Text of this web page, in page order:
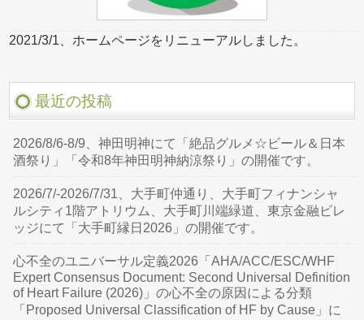
2021/3/1、ホームページをリニューアルしました。
最近の投稿
2026/8/6-8/9、神田明神にて「絶品グルメ☆ビール＆日本
酒祭り」「令和8年神田明神納涼祭り」の開催です。
2026/7/-2026/7/31、大手町仲通り、大手町フィナンシャ
ルシティ1階アトリウム、大手町川端緑道、東京金融ビレ
ッジにて「大手町縁日2026」の開催です。
心不全のユニバーサル定義2026「AHA/ACC/ESC/WHF
Expert Consensus Document: Second Universal Definition
of Heart Failure (2026)」の心不全の原因による分類
「Proposed Universal Classification of HF by Cause」に